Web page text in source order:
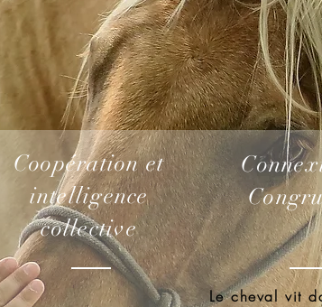
Coopération et
intelligence
collective
Le cheval vit